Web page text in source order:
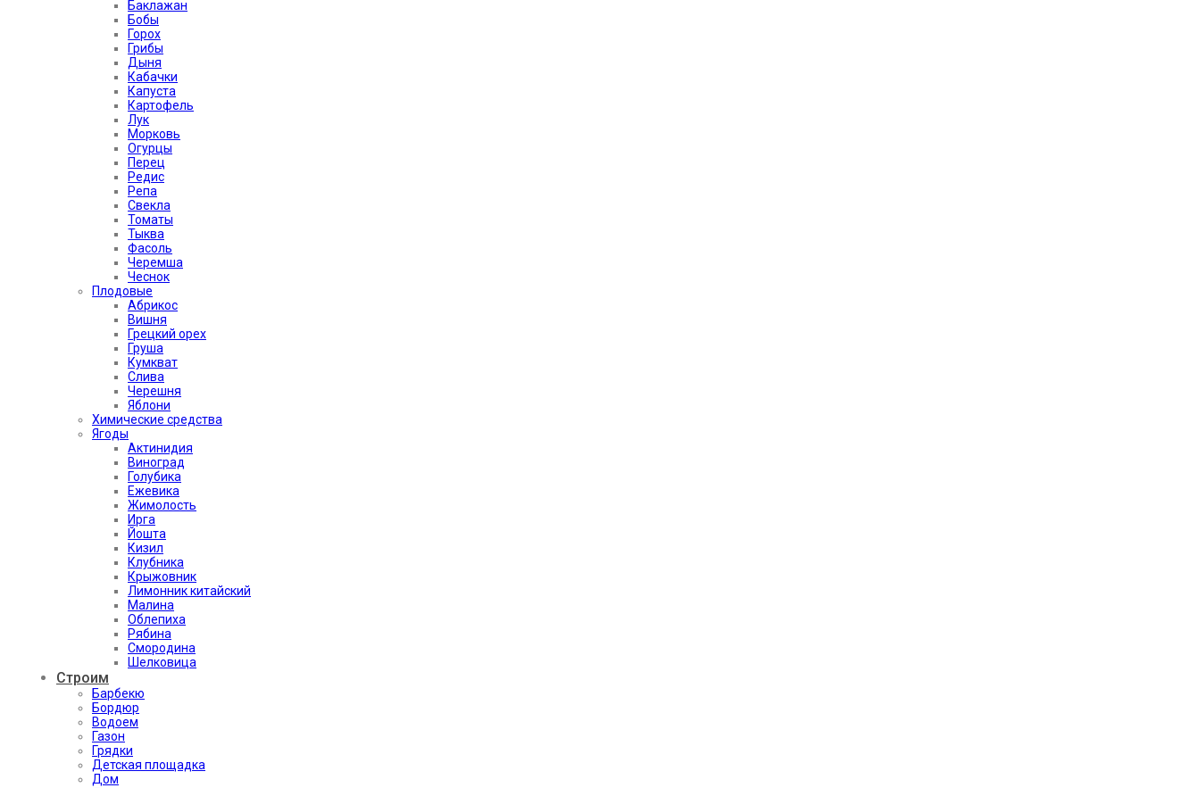
Баклажан
Бобы
Горох
Грибы
Дыня
Кабачки
Капуста
Картофель
Лук
Морковь
Огурцы
Перец
Редис
Репа
Свекла
Томаты
Тыква
Фасоль
Черемша
Чеснок
Плодовые
Абрикос
Вишня
Грецкий орех
Груша
Кумкват
Слива
Черешня
Яблони
Химические средства
Ягоды
Актинидия
Виноград
Голубика
Ежевика
Жимолость
Ирга
Йошта
Кизил
Клубника
Крыжовник
Лимонник китайский
Малина
Облепиха
Рябина
Смородина
Шелковица
Строим
Барбекю
Бордюр
Водоем
Газон
Грядки
Детская площадка
Дом